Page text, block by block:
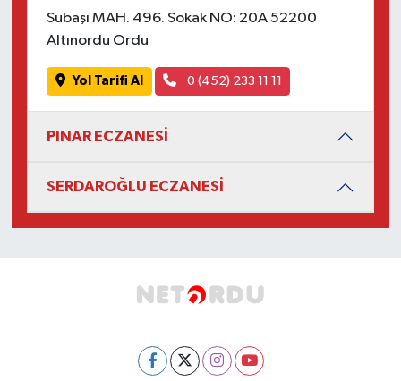
Subaşı MAH. 496. Sokak NO: 20A 52200
Altınordu Ordu
Yol Tarifi Al 0 (452) 233 11 11
PINAR ECZANESİ
SERDAROĞLU ECZANESİ